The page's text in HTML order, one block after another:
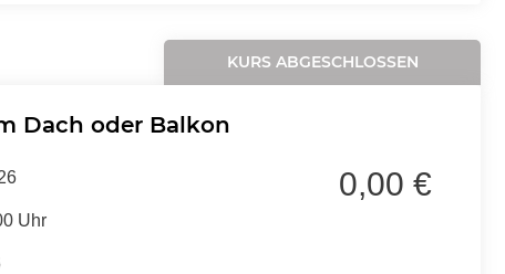
KURS ABGESCHLOSSEN
Dach oder Balkon
Uhr
0,00 €